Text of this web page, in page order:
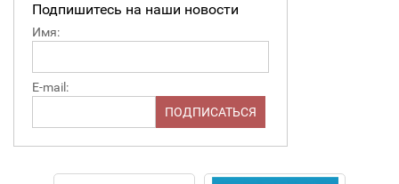
Подпишитесь на наши новости
Имя:
E-mail: